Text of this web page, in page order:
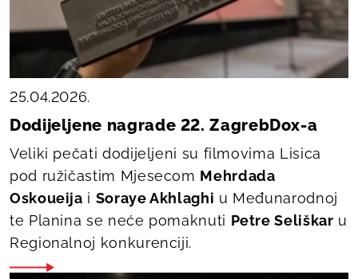
25.04.2026.
Dodijeljene nagrade 22. ZagrebDox-a
Veliki pečati dodijeljeni su filmovima Lisica
pod ružičastim Mjesecom Mehrdada
Oskoueija i Soraye Akhlaghi u Međunarodnoj
te Planina se neće pomaknuti Petre Seliškar u
Regionalnoj konkurenciji.